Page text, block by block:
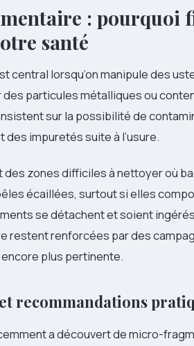
: pourquoi
santé
central lorsqu’on manipule des
particules métalliques ou
sur la possibilité de
impuretés suite à l’usure.
des zones difficiles à nettoyer où
écaillées, surtout si elles
se détachent et soient
restent renforcées par des
plus pertinente.
recommandations
a découvert de micro-